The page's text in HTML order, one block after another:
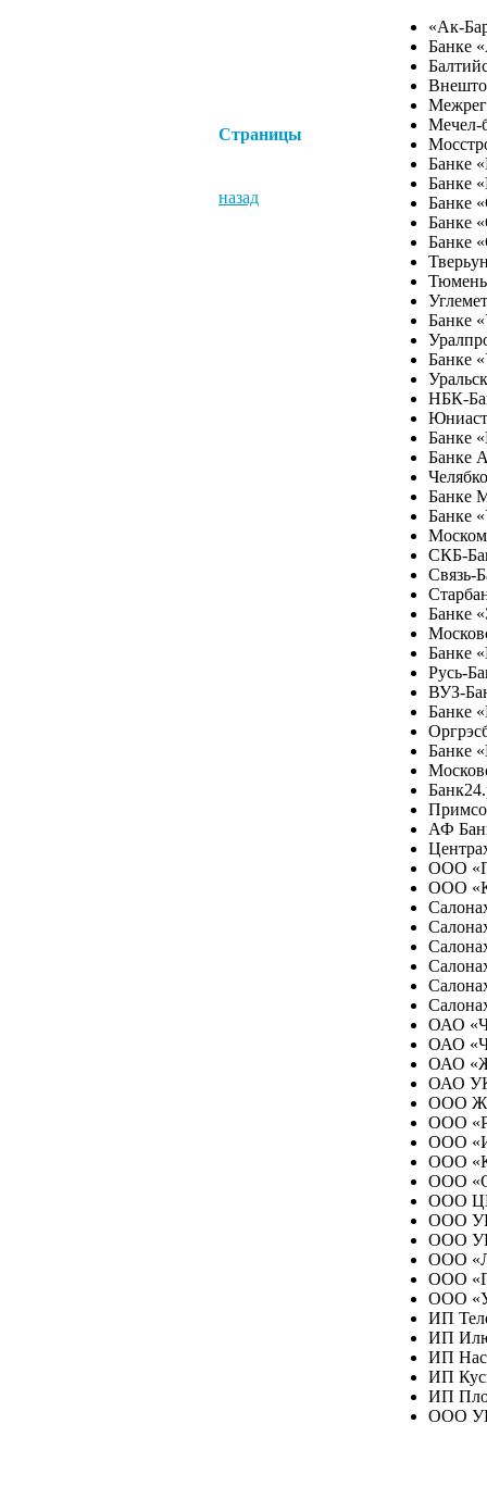
Страницы
назад
«Ак-
Банке
Мечел-
Банке
Банке
Банке
Банке
Банке
Банке
Банке
НБК-
Банке
Банке
Банке
Банке
СКБ-
Связь-
Банке
Банке
Русь-
ВУЗ-
Банке
Банке
АФ
ООО
ООО
ОАО
ОАО
ОАО
ОАО
ООО
ООО
ООО
ООО
ООО
ООО
ООО УК
ООО УК
ООО
ООО
ООО
ИП
ИП
ИП
ИП
ИП
ООО